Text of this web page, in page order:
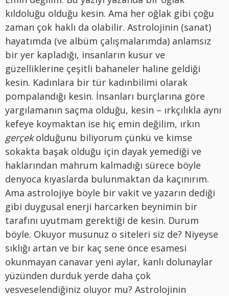
kıldoluğu olduğu kesin. Ama her oğlak gibi çoğu
zaman çok haklı da olabilir. Astrolojinin (sanat)
hayatımda (ve albüm çalışmalarımda) anlamsız
bir yer kapladığı, insanların kusur ve
güzelliklerine çeşitli bahaneler haline geldiği
kesin. Kadınlara bir tür kadınbilimi olarak
pompalandığı kesin. İnsanları burçlarına göre
yargılamanın saçma olduğu, kesin – ırkçılıkla aynı
kefeye koymaktan ise hiç emin değilim, ırkın
gerçekolduğunu biliyorum çünkü ve kimse
sokakta başak olduğu için dayak yemediği ve
haklarından mahrum kalmadığı sürece böyle
denyoca kıyaslarda bulunmaktan da kaçınırım.
Ama astrolojiye böyle bir vakit ve yazarın dediği
gibi duygusal enerji harcarken beynimin bir
tarafını uyutmam gerektiği de kesin. Durum
böyle. Okuyor musunuz o siteleri siz de? Niyeyse
sıklığı artan ve bir kaç sene önce esamesi
okunmayan canavar yeni aylar, kanlı dolunaylar
yüzünden durduk yerde daha çok
vesveselendiğiniz oluyor mu? Astrolojinin